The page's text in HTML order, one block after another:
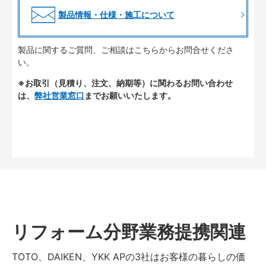
製品情報・仕様・施工について
製品に関するご質問、ご相談はこちらからお問合せくださ
い。
※お取引（見積り、注文、納期等）に関わるお問い合わせ
は、 弊社営業窓口 までお願いいたします。
リフォーム分野業務提携関連
TOTO、DAIKEN、YKK APの3社はお客様の暮らしの価